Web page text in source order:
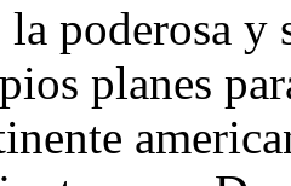
la poderosa
planes